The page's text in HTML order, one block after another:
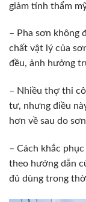
giảm tính thẩm
– Pha sơn không
chất vật lý của
đều, ảnh hưởng
– Nhiều thợ thi
tư, nhưng điều
hơn về sau do
– Cách khắc
theo hướng dẫn
đủ dùng trong